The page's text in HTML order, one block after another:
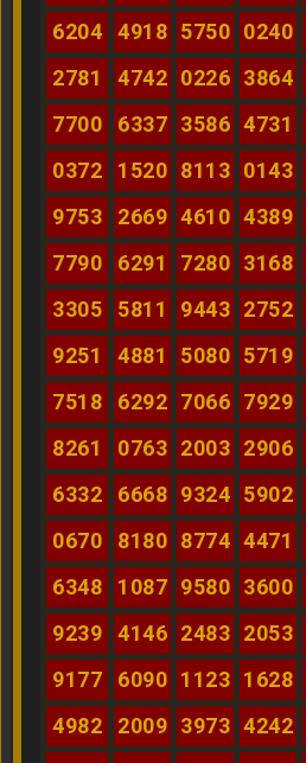
6204
4918 5750 0240
2781
4742 0226 3864
7700
6337 3586 4731
0372
1520 8113 0143
9753
2669 4610 4389
7790
6291 7280 3168
3305
5811 9443 2752
9251
4881 5080 5719
7518
6292 7066 7929
8261
0763 2003 2906
6332
6668 9324 5902
0670
8180 8774 4471
6348
1087 9580 3600
9239
4146 2483 2053
9177
6090 1123 1628
4982
2009 3973 4242